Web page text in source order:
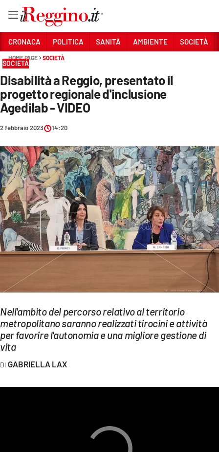
Sezioni
CRONACA
POLITICA
SANITÀ
AMBIENTE
SOCIETÀ
CULTURA
ECONOMIA E LAVORO
EVENTI
SPORT
Streaming
LAC NETWORK
LAC ONAIR
LaC
CRONACA POLITICA SANITÀ AMBIENTE SOCIETÀ
HOME PAGE SOCIETÀ
SOCIETÀ
Disabilità a Reggio, presentato il
progetto regionale d'inclusione
Agedilab - VIDEO
2 febbraio 2023 14:20
Nell'ambito del percorso relativo al territorio
metropolitano saranno realizzati tirocini e attività
per favorire l'autonomia e una migliore gestione di
vita
GABRIELLA LAX